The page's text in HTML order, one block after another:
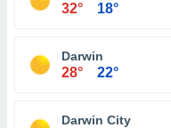
32° 18°
Darwin
28° 22°
Darwin City